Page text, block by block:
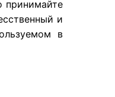
принимайте
и
в